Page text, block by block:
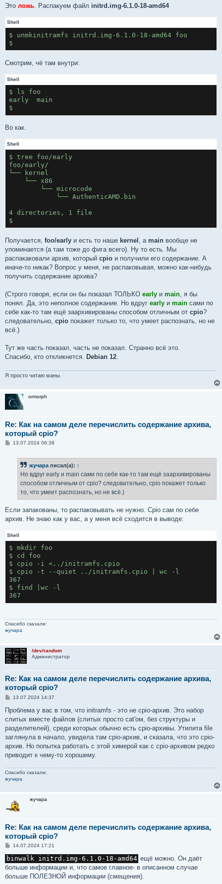
Это ложь. Распакуем файл initrd.img-6.1.0-18-amd64
Shell
$ unmkinitramfs initrd.img-6.1.0-18-amd64 foo
$
Смотрим, чё там внутри:
Shell
$ ls foo
early  main
$
Во как.
Shell
$ tree foo/early
foo/early/
└── kernel
    └── x86
        └── microcode
            └── AuthenticAMD.bin
4 directories, 1 file
$
Получается, foo/early и есть то наше kernel , а main вообще не
упоминается (а там тоже до фига всего). Ну то есть. Мы
распакаковали архив, который cpio и получили его содержание. А
иначе-то никак? Вопрос у меня, не распаковывая, можно как-нибудь
получить содержание архива?
(Строго говоря, если он бы показал ТОЛЬКО early и main, я бы
понял. Да, это неполное содержание. Но вдруг early и main сами по
себе как-то там ещё заархивированы способом отличным от cpio?
следовательно, cpio покажет только то, что умеет распознать, но не
всё.)
Тут же часть показал, часть не показал. Странно всё это.
Спасибо, кто откликнется. Debian 12.
Я просто читаю маны.
ormorph
Re: Как на самом деле перечислить содержание архива,
который cpio?
С13.07.2024 06:38
жучара писал(а): ↑
Но вдруг early и main сами по себе как-то там ещё заархивированы
способом отличным от cpio? следовательно, cpio покажет только
то, что умеет распознать, но не всё.)
Если запакованы, то распаковывать не нужно. Cpio сам по себе
архив. Не знаю как у вас, а у меня всё сходится в выводе:
Shell
$ mkdir foo
$ cd foo
$ cpio -i <../initramfs.cpio
$ cpio -t --quiet ../initramfs.cpio | wc -l
367
$ find |wc -l
367
Спасибо сказали:
жучара
/dev/random
Администратор
Re: Как на самом деле перечислить содержание архива,
который cpio?
С
о
щ
е
и
е
13.07.2024 14:37
Проблема у вас в том, что initramfs - это не cpio-архив. Это набор
слитых вместе файлов (слитых просто cat'ом, без структуры и
разделителей), среди которых обычно есть cpio-архивы. Утилита file
заглянула в начало, увидела там cpio-архив, и сказала, что это cpio-
архив. Но попытка работать с этой химерой как с cpio-архивом редко
приводит к чему-то хорошему.
Спасибо сказали:
жучара
жучара
Re: Как на самом деле перечислить содержание архива,
который cpio?
С
о
б
щ
е
14.07.2024 17:21
binwalk initrd.img-6.1.0-18-amd64 ещё можно. Он даёт
больше информации и, что самое главное- в описанном случае
больше ПОЛЕЗНОЙ информации (смещения).